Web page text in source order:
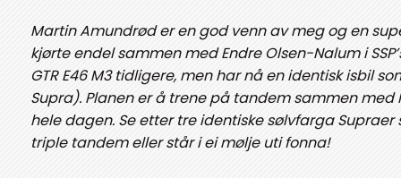
Martin Amundrød er en god venn av meg og en
kjørte endel sammen med Endre Olsen-Nalum i
GTR E46 M3 tidligere, men har nå en identisk isbil
Supra). Planen er å trene på tandem sammen med
hele dagen. Se etter tre identiske sølvfarga Supraer
triple tandem eller står i ei mølje uti fonna!